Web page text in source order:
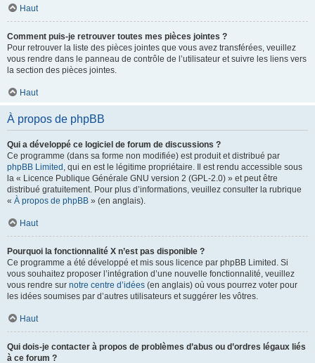
Haut
Comment puis-je retrouver toutes mes pièces jointes ?
Pour retrouver la liste des pièces jointes que vous avez transférées, veuillez
vous rendre dans le panneau de contrôle de l’utilisateur et suivre les liens vers
la section des pièces jointes.
Haut
À propos de phpBB
Qui a développé ce logiciel de forum de discussions ?
Ce programme (dans sa forme non modifiée) est produit et distribué par
phpBB Limited , qui en est le légitime propriétaire. Il est rendu accessible sous
la « Licence Publique Générale GNU version 2 (GPL-2.0) » et peut être
distribué gratuitement. Pour plus d’informations, veuillez consulter la rubrique
« À propos de phpBB » (en anglais).
Haut
Pourquoi la fonctionnalité X n’est pas disponible ?
Ce programme a été développé et mis sous licence par phpBB Limited. Si
vous souhaitez proposer l’intégration d’une nouvelle fonctionnalité, veuillez
vous rendre sur notre centre d’idées (en anglais) où vous pourrez voter pour
les idées soumises par d’autres utilisateurs et suggérer les vôtres.
Haut
Qui dois-je contacter à propos de problèmes d’abus ou d’ordres légaux liés
à ce forum ?